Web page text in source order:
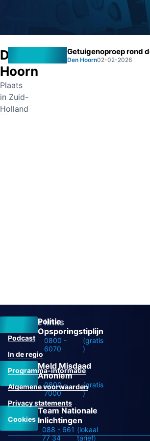
Den
Hoorn
Plaats
in Zuid-
Holland
Getuigenoproep rond
Den Hoorn02-02-2026
Politie
Opsporingstiplijn
0800 -
6070
(gratis
)
Meld Misdaad
Anoniem
0800 -
7000
(gratis
)
Team Nationale
Inlichtingen
088 - 661
77 34
(lokaal
tarief)
Overige links
Podcast
In de regio
Programma-informatie
Algemene voorwaarden
Privacy statements
Cookies